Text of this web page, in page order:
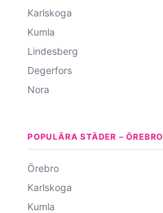
Karlskoga
Kumla
Lindesberg
Degerfors
Nora
POPULÄRA STÄDER – ÖREBRO
Örebro
Karlskoga
Kumla